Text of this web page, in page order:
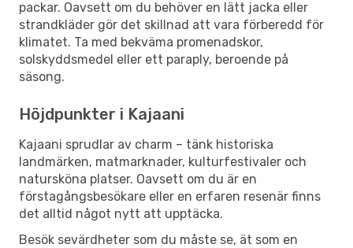
packar. Oavsett om du behöver en lätt jacka eller
strandkläder gör det skillnad att vara förberedd för
klimatet. Ta med bekväma promenadskor,
solskyddsmedel eller ett paraply, beroende på
säsong.
Höjdpunkter i Kajaani
Kajaani sprudlar av charm – tänk historiska
landmärken, matmarknader, kulturfestivaler och
natursköna platser. Oavsett om du är en
förstagångsbesökare eller en erfaren resenär finns
det alltid något nytt att upptäcka.
Besök sevärdheter som du måste se, ät som en